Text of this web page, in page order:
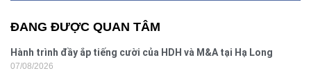
ĐANG ĐƯỢC QUAN TÂM
Hành trình đầy ắp tiếng cười của HDH và M&A tại Hạ Long
07/08/2026